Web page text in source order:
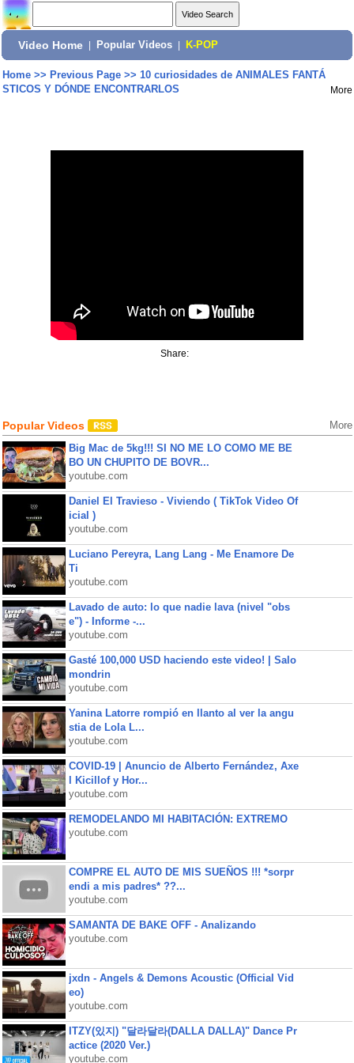
Video Home Popular Videos K-POP
Home>> Previous Page>> 10 curiosidades de ANIMALES FANTÁ
STICOS Y DÓNDE ENCONTRARLOS
More
Share:
Popular Videos More
Big Mac de 5kg!!! SI NO ME LO COMO ME BE
BO UN CHUPITO DE BOVR...
youtube.com
Daniel El Travieso - Viviendo ( TikTok Video Of
icial )
youtube.com
Luciano Pereyra, Lang Lang - Me Enamore De
Ti
youtube.com
Lavado de auto: lo que nadie lava (nivel "obs
e") - Informe -...
youtube.com
Gasté 100,000 USD haciendo este video! | Salo
mondrin
youtube.com
Yanina Latorre rompió en llanto al ver la angu
stia de Lola L...
youtube.com
COVID-19 | Anuncio de Alberto Fernández, Axe
l Kicillof y Hor...
youtube.com
REMODELANDO MI HABITACIÓN: EXTREMO
youtube.com
COMPRE EL AUTO DE MIS SUEÑOS !!! *sorpr
endi a mis padres* ??...
youtube.com
SAMANTA DE BAKE OFF - Analizando
youtube.com
jxdn - Angels & Demons Acoustic (Official Vid
eo)
youtube.com
ITZY(있지) "달라달라(DALLA DALLA)" Dance Pr
actice (2020 Ver.)
youtube.com